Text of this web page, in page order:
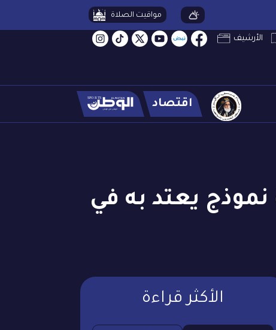
مواقيت الصلاة
الأرشيف
اقتصاد
يعتد به في
الأكثر قراءة